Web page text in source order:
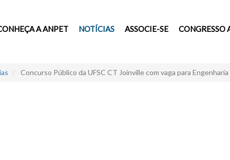
A ANPET NOTÍCIAS ASSOCIE-SE CONGRESSO
Concurso Público da UFSC CT Joinville com vaga para